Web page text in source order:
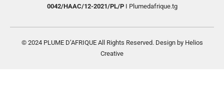
0042/HAAC/12-2021/PL/PI Plumedafrique.tg
© 2024 PLUME D’AFRIQUE All Rights Reserved. Design by Helios
Creative